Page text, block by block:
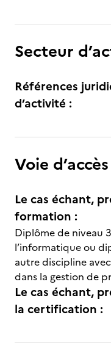
Secteur
Références
d’activité :
Voie d’accès
Le cas échant,
formation :
Diplôme de niveau
l’informatique ou
autre discipline
dans la gestion de
Le cas échant,
la certification :